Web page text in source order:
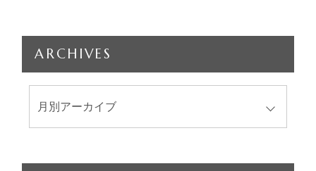
ARCHIVES